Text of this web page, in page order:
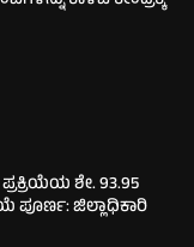
ಶೇ. 93.95
ಪೂರ್ಣ: ಜಿಲ್ಲಾಧಿಕಾರಿ